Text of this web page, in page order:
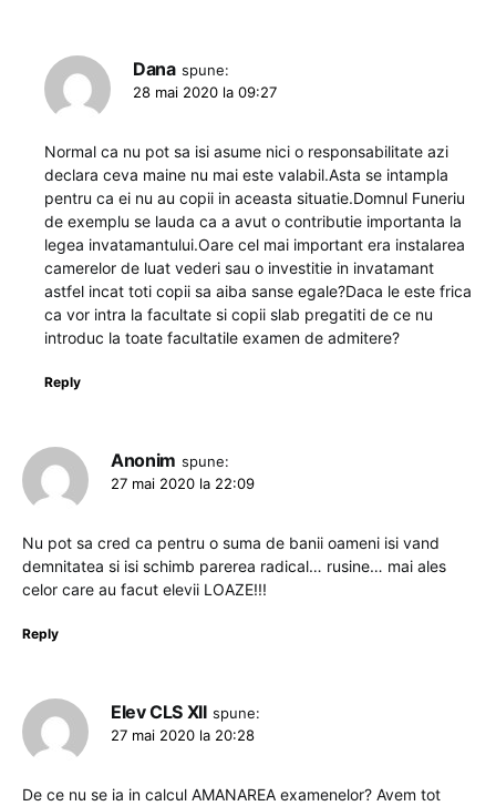
Dana spune:
28 mai 2020 la 09:27
Normal ca nu pot sa isi asume nici o responsabilitate azi
declara ceva maine nu mai este valabil.Asta se intampla
pentru ca ei nu au copii in aceasta situatie.Domnul Funeriu
de exemplu se lauda ca a avut o contributie importanta la
legea invatamantului.Oare cel mai important era instalarea
camerelor de luat vederi sau o investitie in invatamant
astfel incat toti copii sa aiba sanse egale?Daca le este frica
ca vor intra la facultate si copii slab pregatiti de ce nu
introduc la toate facultatile examen de admitere?
Reply
Anonim spune:
27 mai 2020 la 22:09
Nu pot sa cred ca pentru o suma de banii oameni isi vand
demnitatea si isi schimb parerea radical… rusine… mai ales
celor care au facut elevii LOAZE!!!
Reply
Elev CLS XII spune:
27 mai 2020 la 20:28
De ce nu se ia in calcul AMANAREA examenelor? Avem tot